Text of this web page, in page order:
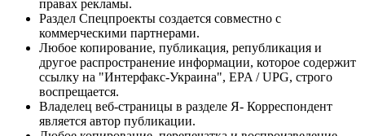
правах рекламы.
Раздел Спецпроекты создается совместно с
коммерческими партнерами.
Любое копирование, публикация, републикация и
другое распространение информации, которое содержит
ссылку на "Интерфакс-Украина", EPA / UPG, строго
воспрещается.
Владелец веб-страницы в разделе Я- Корреспондент
является автор публикации.